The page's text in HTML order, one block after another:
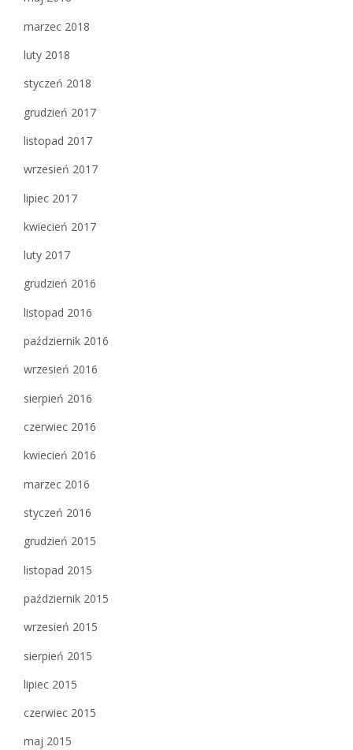
marzec 2018
luty 2018
styczeń 2018
grudzień 2017
listopad 2017
wrzesień 2017
lipiec 2017
kwiecień 2017
luty 2017
grudzień 2016
listopad 2016
październik 2016
wrzesień 2016
sierpień 2016
czerwiec 2016
kwiecień 2016
marzec 2016
styczeń 2016
grudzień 2015
listopad 2015
październik 2015
wrzesień 2015
sierpień 2015
lipiec 2015
czerwiec 2015
maj 2015